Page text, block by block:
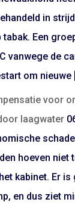
in
Een
vanwege de
om nieuwe
voor
laagwater
hoeven niet
kabinet. Er is
en dus ziet